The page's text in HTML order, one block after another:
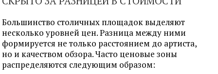
Большинство столичных площадок выделяют
несколько уровней цен. Разница между ними
формируется не только расстоянием до артиста,
но и качеством обзора. Часто ценовые зоны
распределяются следующим образом: